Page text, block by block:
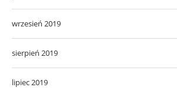
wrzesień 2019
sierpień 2019
lipiec 2019